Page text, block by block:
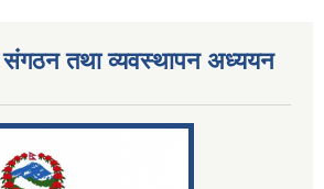
संगठन तथा व्यवस्थापन अध्ययन